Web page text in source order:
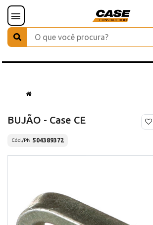
BUJÃO - Case CE
Cód./PN 504389372